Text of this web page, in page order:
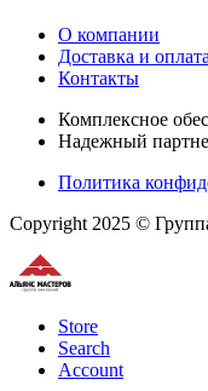
О компании
Доставка и оплата
Контакты
Комплексное
Надежный
Политика
Copyright 2025 ©
Store
Search
Account